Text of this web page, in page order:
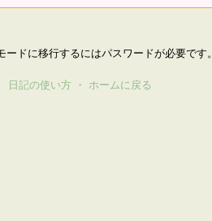
ドに移行するにはパスワードが必要です。
日記の使い方 ・ ホームに戻る